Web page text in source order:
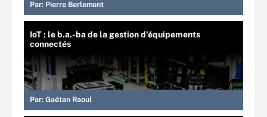
Par: Pierre Berlemont
IoT : le b.a.-ba de la gestion d’équipements
connectés
Par: Gaétan Raoul